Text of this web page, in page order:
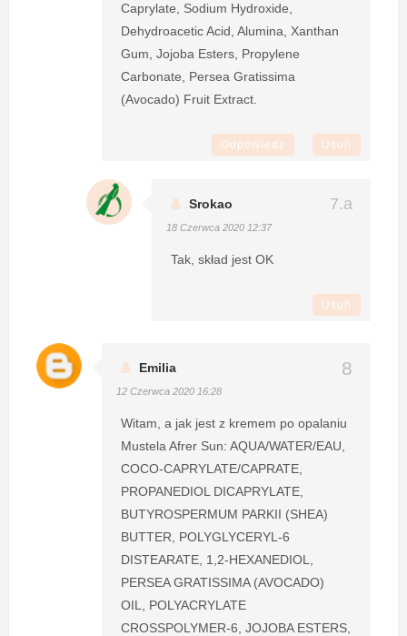
Caprylate, Sodium Hydroxide,
Dehydroacetic Acid, Alumina, Xanthan
Gum, Jojoba Esters, Propylene
Carbonate, Persea Gratissima
(Avocado) Fruit Extract.
Odpowiedz Usuń
Srokao
18 Czerwca 2020 12:37
Tak, skład jest OK
Usuń
Emilia
12 Czerwca 2020 16:28
Witam, a jak jest z kremem po opalaniu
Mustela Afrer Sun: AQUA/WATER/EAU,
COCO-CAPRYLATE/CAPRATE,
PROPANEDIOL DICAPRYLATE,
BUTYROSPERMUM PARKII (SHEA)
BUTTER, POLYGLYCERYL-6
DISTEARATE, 1,2-HEXANEDIOL,
PERSEA GRATISSIMA (AVOCADO)
OIL, POLYACRYLATE
CROSSPOLYMER-6, JOJOBA ESTERS,